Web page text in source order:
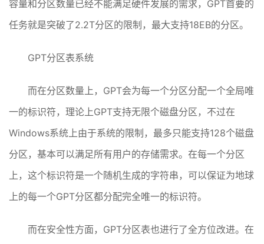
容量和分区数量已经不能满足硬件发展的需求，GPT首要的
任务就是突破了2.2T分区的限制，最大支持18EB的分区。
GPT分区表系统
而在分区数量上，GPT会为每一个分区分配一个全局唯
一的标识符，理论上GPT支持无限个磁盘分区，不过在
Windows系统上由于系统的限制，最多只能支持128个磁盘
分区，基本可以满足所有用户的存储需求。在每一个分区
上，这个标识符是一个随机生成的字符串，可以保证为地球
上的每一个GPT分区都分配完全唯一的标识符。
而在安全性方面，GPT分区表也进行了全方位改进。在